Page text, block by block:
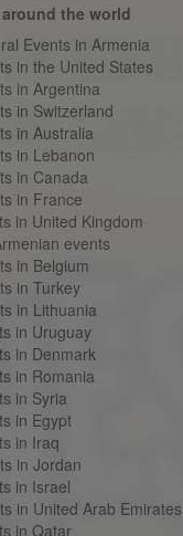
the world
Events in Armenia
in the United States
in Argentina
in Switzerland
in Australia
in Lebanon
in Canada
in France
in United Kingdom
events
in Belgium
in Turkey
in Lithuania
in Uruguay
in Denmark
in Romania
in Syria
in Egypt
in Iraq
in Jordan
in Israel
in United Arab Emirates
in Qatar